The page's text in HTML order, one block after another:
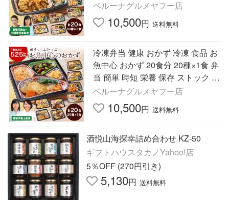
レンジ お中元 敬老の日 父の日 ギ
フト プレゼント
ベルーナグルメヤフー店
10,500円 送料無料
冷凍弁当 健康 おかず 冷凍 食品 お
魚中心 おかず 20食分 20種×1食 弁
当 簡単 時短 栄養 保存 ストック レ
ンジ お中元 敬老の日 父の日 ギフ
ト プレゼント
ベルーナグルメヤフー店
10,500円 送料無料
酒悦山海探幸詰め合わせ KZ-50
ギフトハウスタカノYahoo!店
5％OFF (270円引き)
5,130円 送料無料